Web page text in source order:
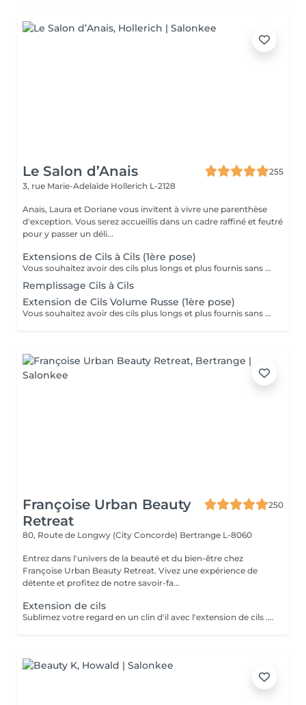
Le Salon d’Anais
255
3, rue Marie-Adelaïde Hollerich L-2128
Anais, Laura et Doriane vous invitent à vivre une parenthèse
d'exception. Vous serez accueillis dans un cadre raffiné et feutré
pour y passer un déli...
Extensions de Cils à Cils (1ère pose)
Vous souhaitez avoir des cils plus longs et plus fournis sans avoir à vous maquiller tous les jours? Alors les extensions sont la réponse à vos envies! La technique Cil à Cil c'est la pose d'une extension très légère sur un cil naturel pour gagner en longueur et en courbure. Nous adaptons la pose en fonction de vos yeux et de vos souhaits. Cette technique offre un résultat très naturel et notre lashartist saura vous conseiller sur ce qui est le plus adapté pour vous !
Remplissage Cils à Cils
Extension de Cils Volume Russe (1ère pose)
Vous souhaitez avoir des cils plus longs et plus fournis sans avoir à vous maquiller tous les jours? Alors les extensions sont la réponse à vos envies! Le volume russe c'est la pose de petits bouquets de cils très légers et fait manuellement pour gagner en volume et en densité. Nous adaptons la pose en fonction de vos yeux et de vos souhaits. Résultat naturel ou plus sophistiqué? Tout est possible, et notre lashartist saura vous conseiller sur ce qui est le plus adapté pour vous!
Françoise Urban Beauty
Retreat
250
80, Route de Longwy (City Concorde) Bertrange L-8060
Entrez dans l'univers de la beauté et du bien-être chez
Françoise Urban Beauty Retreat. Vivez une expérience de
détente et profitez de notre savoir-fa...
Extension de cils
Sublimez votre regard en un clin d'il avec l'extension de cils . imaginez vous réveiller chaque matin avec un regard intense profond et ultra féminin sans avoir besoin de vous maquiller . Vos yeux deviendrons votre atout de séduction .